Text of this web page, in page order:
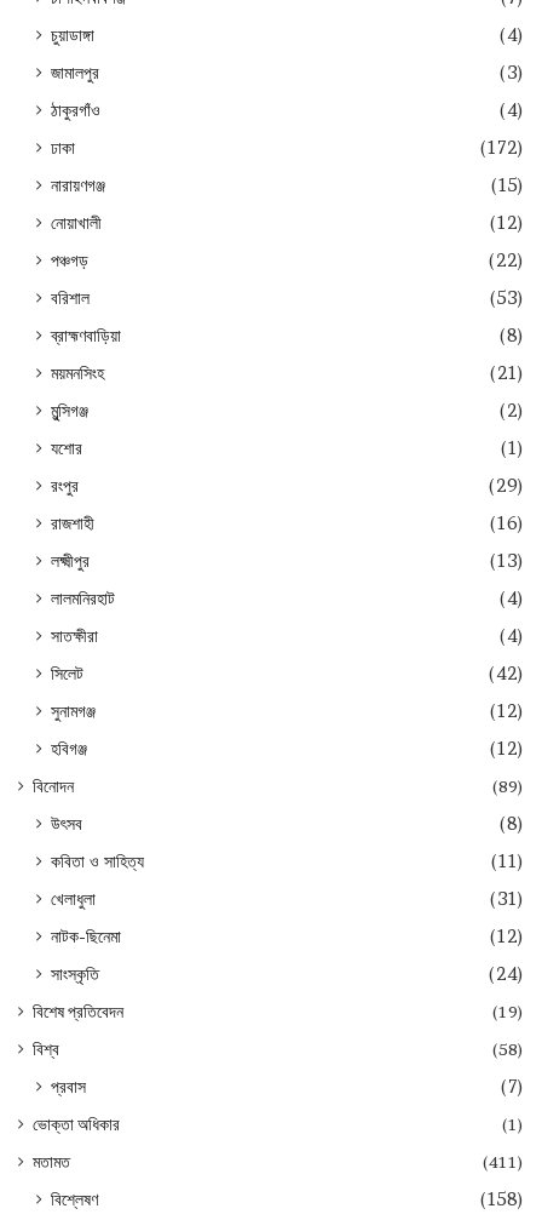
চুয়াডাঙ্গা
(4)
জামালপুর
(3)
ঠাকুরগাঁও
(4)
ঢাকা
(172)
নারায়ণগঞ্জ
(15)
নোয়াখালী
(12)
পঞ্চগড়
(22)
বরিশাল
(53)
ব্রাহ্মণবাড়িয়া
(8)
ময়মনসিংহ
(21)
মুন্সিগঞ্জ
(2)
যশোর
(1)
রংপুর
(29)
রাজশাহী
(16)
লক্ষ্মীপুর
(13)
লালমনিরহাট
(4)
সাতক্ষীরা
(4)
সিলেট
(42)
সুনামগঞ্জ
(12)
হবিগঞ্জ
(12)
বিনোদন (89)
উৎসব
(8)
কবিতা ও সাহিত্য
(11)
খেলাধুলা
(31)
নাটক-ছিনেমা
(12)
সাংস্কৃতি
(24)
বিশেষ প্রতিবেদন
(19)
বিশ্ব
(58)
প্রবাস (7)
ভোক্তা অধিকার
(1)
মতামত
(411)
বিশ্লেষণ
(158)